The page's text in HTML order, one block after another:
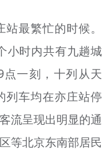
最繁忙的时候。
小时内共有九趟城
一刻，十列从天
列车均在亦庄站停
流呈现出明显的通
等北京东南部居民